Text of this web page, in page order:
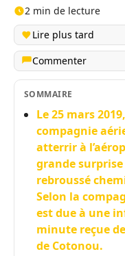
2 min de lecture
Lire plus tard
Commenter
SOMMAIRE
Le 25 mars
compagnie
atterrir à
grande surprise
rebroussé
Selon la
est due à une
minute reçue
de Cotonou.